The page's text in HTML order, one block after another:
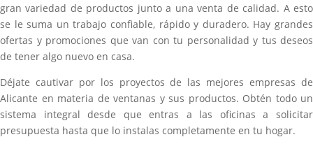
gran variedad de productos junto a una venta de calidad. A esto
se le suma un trabajo confiable, rápido y duradero. Hay grandes
ofertas y promociones que van con tu personalidad y tus deseos
de tener algo nuevo en casa.
Déjate cautivar por los proyectos de las mejores empresas de
Alicante en materia de ventanas y sus productos. Obtén todo un
sistema integral desde que entras a las oficinas a solicitar
presupuesta hasta que lo instalas completamente en tu hogar.